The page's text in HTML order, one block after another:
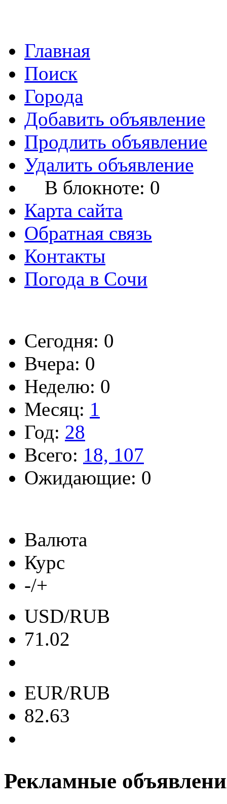
Главная
Поиск
Города
Добавить объявление
Продлить объявление
Удалить объявление
В блокноте: 0
Карта сайта
Обратная связь
Контакты
Погода в Сочи
Сегодня: 0
Вчера: 0
Неделю: 0
Месяц: 1
Год: 28
Всего: 18, 107
Ожидающие: 0
Валюта
Курс
-/+
USD/RUB
71.02
EUR/RUB
82.63
Рекламные